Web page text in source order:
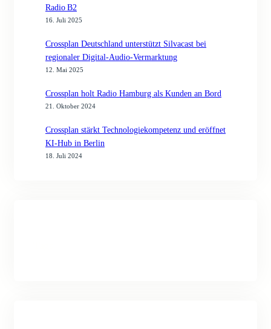
Radio B2
16. Juli 2025
Crossplan Deutschland unterstützt Silvacast bei
regionaler Digital-Audio-Vermarktung
12. Mai 2025
Crossplan holt Radio Hamburg als Kunden an Bord
21. Oktober 2024
Crossplan stärkt Technologiekompetenz und eröffnet
KI-Hub in Berlin
18. Juli 2024